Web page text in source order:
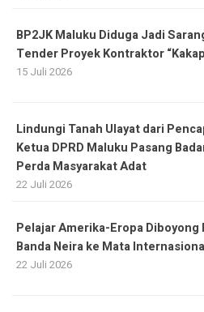
BP2JK Maluku Diduga Jadi
Tender Proyek Kontraktor
15 Juli 2026
Lindungi Tanah Ulayat dari
Ketua DPRD Maluku Pasang
Perda Masyarakat Adat
22 Juli 2026
Pelajar Amerika-Eropa Diboyong
Banda Neira ke Mata
22 Juli 2026